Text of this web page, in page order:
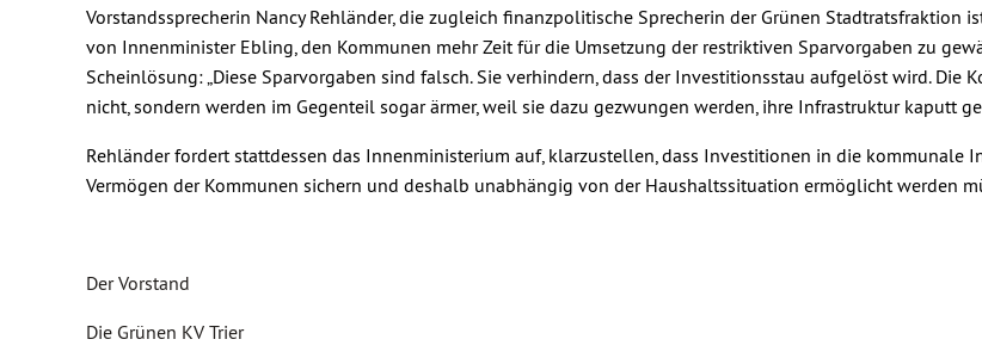
Vorstandssprecherin Nancy Rehländer, die zugleich finanzpolitische Sprecherin der Grünen Stadtratsfraktion
von Innenminister Ebling, den Kommunen mehr Zeit für die Umsetzung der restriktiven Sparvorgaben zu
Scheinlösung: „Diese Sparvorgaben sind falsch. Sie verhindern, dass der Investitionsstau aufgelöst wird. Die
nicht, sondern werden im Gegenteil sogar ärmer, weil sie dazu gezwungen werden, ihre Infrastruktur kaputt
Rehländer fordert stattdessen das Innenministerium auf, klarzustellen, dass Investitionen in die kommunale
Vermögen der Kommunen sichern und deshalb unabhängig von der Haushaltssituation ermöglicht werden
Der Vorstand
Die Grünen KV Trier